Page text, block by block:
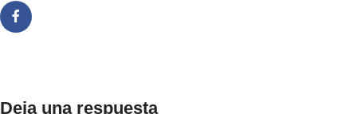
Deja una respuesta